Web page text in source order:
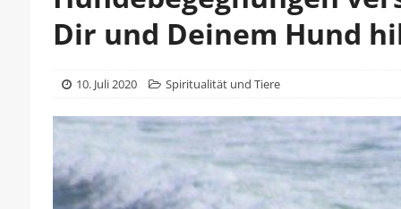
Dir und Deinem Hund
10. Juli 2020 Spiritualität und Tiere